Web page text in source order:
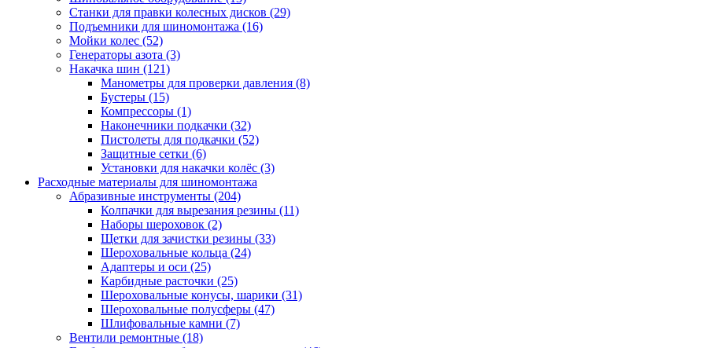
Станки для правки колесных дисков (29)
Подъемники для шиномонтажа (16)
Мойки колес (52)
Генераторы азота (3)
Накачка шин (121)
Манометры для проверки давления (8)
Бустеры (15)
Компрессоры (1)
Наконечники подкачки (32)
Пистолеты для подкачки (52)
Защитные сетки (6)
Установки для накачки колёс (3)
Расходные материалы для шиномонтажа
Абразивные инструменты (204)
Колпачки для вырезания резины (11)
Наборы шероховок (2)
Щетки для зачистки резины (33)
Шероховальные кольца (24)
Адаптеры и оси (25)
Карбидные расточки (25)
Шероховальные конусы, шарики (31)
Шероховальные полусферы (47)
Шлифовальные камни (7)
Вентили ремонтные (18)